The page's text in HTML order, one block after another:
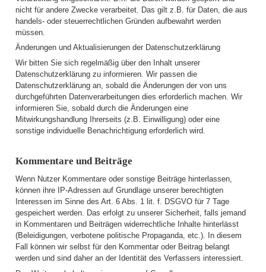
nicht für andere Zwecke verarbeitet. Das gilt z.B. für Daten, die aus
handels- oder steuerrechtlichen Gründen aufbewahrt werden
müssen.
Änderungen und Aktualisierungen der Datenschutzerklärung
Wir bitten Sie sich regelmäßig über den Inhalt unserer
Datenschutzerklärung zu informieren. Wir passen die
Datenschutzerklärung an, sobald die Änderungen der von uns
durchgeführten Datenverarbeitungen dies erforderlich machen. Wir
informieren Sie, sobald durch die Änderungen eine
Mitwirkungshandlung Ihrerseits (z.B. Einwilligung) oder eine
sonstige individuelle Benachrichtigung erforderlich wird.
Kommentare und Beiträge
Wenn Nutzer Kommentare oder sonstige Beiträge hinterlassen,
können ihre IP-Adressen auf Grundlage unserer berechtigten
Interessen im Sinne des Art. 6 Abs. 1 lit. f. DSGVO für 7 Tage
gespeichert werden. Das erfolgt zu unserer Sicherheit, falls jemand
in Kommentaren und Beiträgen widerrechtliche Inhalte hinterlässt
(Beleidigungen, verbotene politische Propaganda, etc.). In diesem
Fall können wir selbst für den Kommentar oder Beitrag belangt
werden und sind daher an der Identität des Verfassers interessiert.